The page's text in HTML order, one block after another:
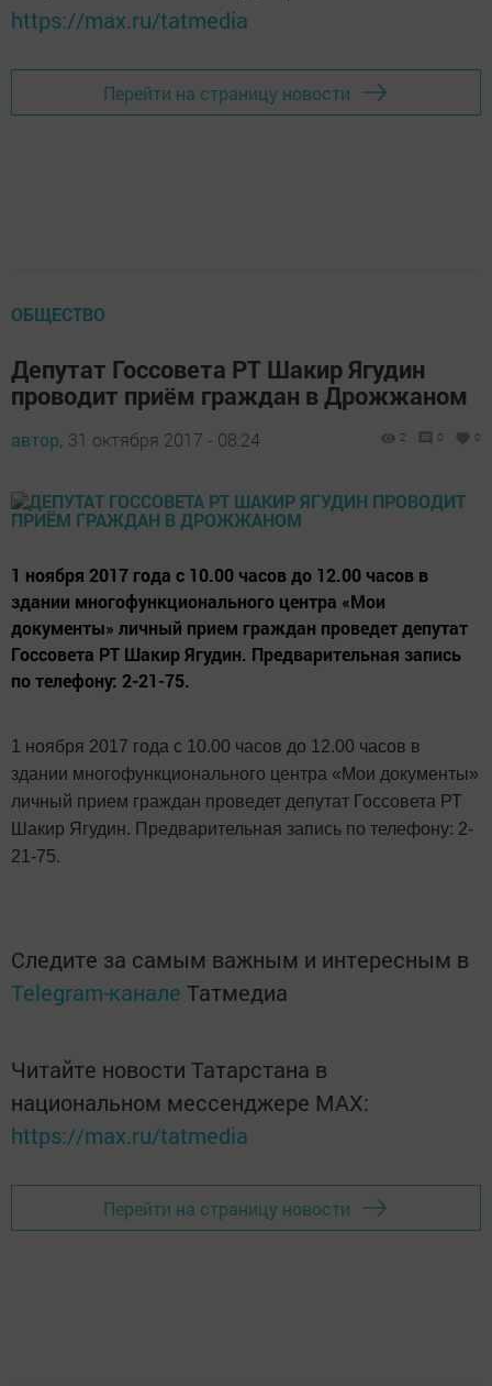
https://max.ru/tatmedia
Перейти на страницу новости
ОБЩЕСТВО
Депутат Госсовета РТ Шакир Ягудин
проводит приём граждан в Дрожжаном
автор, 31 октября 2017 - 08:24 2 0 0
1 ноября 2017 года с 10.00 часов до 12.00 часов в
здании многофункционального центра «Мои
документы» личный прием граждан проведет депутат
Госсовета РТ Шакир Ягудин. Предварительная запись
по телефону: 2-21-75.
1 ноября 2017 года с 10.00 часов до 12.00 часов в
здании многофункционального центра «Мои документы»
личный прием граждан проведет депутат Госсовета РТ
Шакир Ягудин. Предварительная запись по телефону: 2-
21-75.
Следите за самым важным и интересным в
Telegram-канале Татмедиа
Читайте новости Татарстана в
национальном мессенджере MАХ:
https://max.ru/tatmedia
Перейти на страницу новости